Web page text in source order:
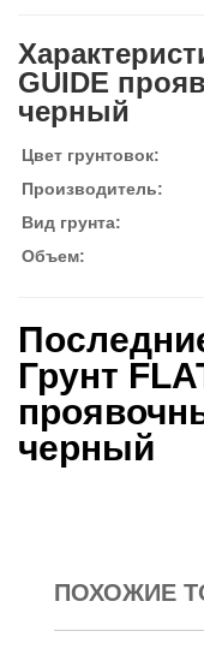
GUIDE
черный
Цвет грунтовок:
Производитель:
Вид грунта:
Объем:
Грунт
черный
ПОХОЖИЕ